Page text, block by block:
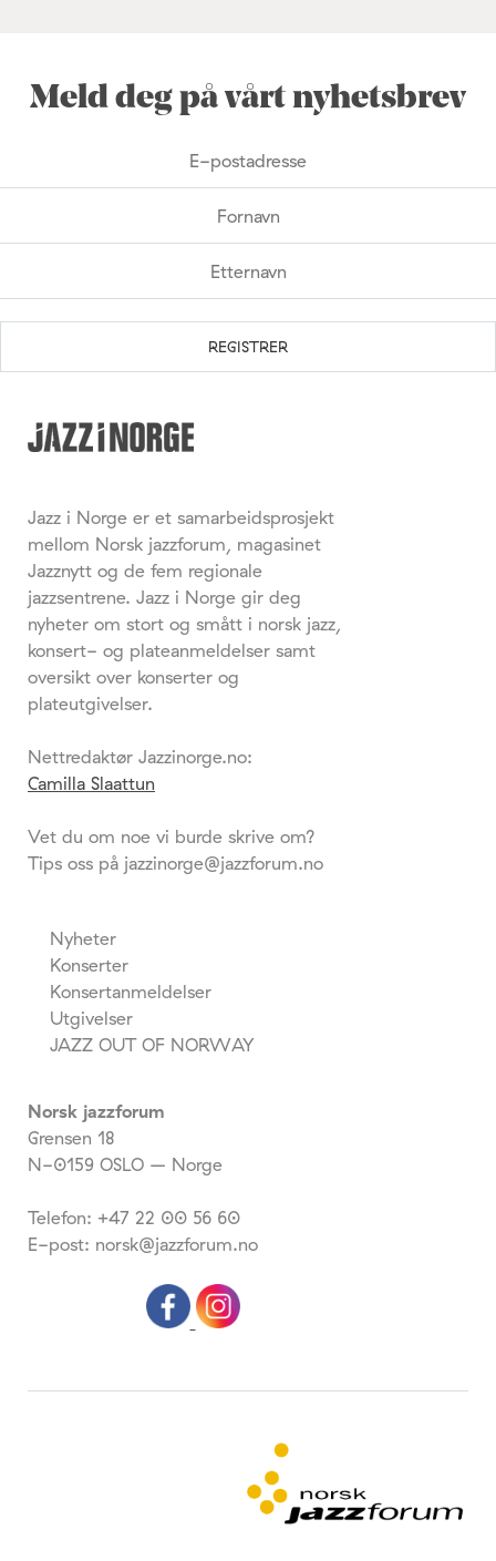
Meld deg på vårt nyhetsbrev
Jazz i Norge er et samarbeidsprosjekt
mellom Norsk jazzforum, magasinet
Jazznytt og de fem regionale
jazzsentrene. Jazz i Norge gir deg
nyheter om stort og smått i norsk jazz,
konsert- og plateanmeldelser samt
oversikt over konserter og
plateutgivelser.
Nettredaktør Jazzinorge.no:
Camilla Slaattun
Vet du om noe vi burde skrive om?
Tips oss på jazzinorge@jazzforum.no
Nyheter
Konserter
Konsertanmeldelser
Utgivelser
JAZZ OUT OF NORWAY
Norsk jazzforum
Grensen 18
N-0159 OSLO – Norge
Telefon: +47 22 00 56 60
E-post: norsk@jazzforum.no